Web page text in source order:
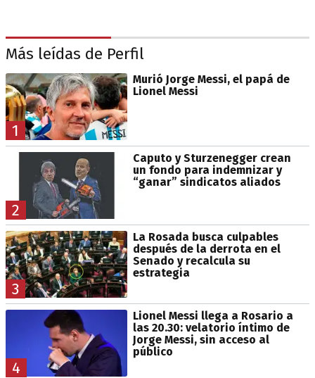
Más leídas de Perfil
1
Murió Jorge Messi, el papá de
Lionel Messi
2
Caputo y Sturzenegger crean
un fondo para indemnizar y
“ganar” sindicatos aliados
3
La Rosada busca culpables
después de la derrota en el
Senado y recalcula su
estrategia
4
Lionel Messi llega a Rosario a
las 20.30: velatorio íntimo de
Jorge Messi, sin acceso al
público